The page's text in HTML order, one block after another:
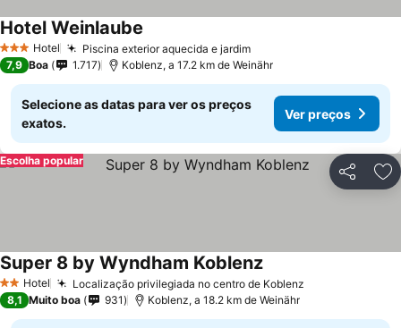
3 EstrelasHotel Piscina exterior aquecida e jardim
Hotel Weinlaube
7,9 Boa 1.717 Koblenz, a 17.2 km de Weinähr
Selecione as datas para ver os preços
exatos.
Ver preços
Partilhar
Escolha popular
2 Estrelas
Hotel Localização privilegiada no centro de Koblenz
Super 8 by Wyndham Koblenz
8,1 Muito boa 931 Koblenz, a 18.2 km de Weinähr